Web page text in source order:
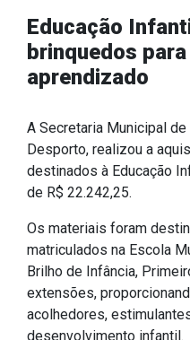
Saúde
IPTU 2026
Nota Fiscal Eletrônica
Ouvidoria
Portal do Cidadão
Portal do Servidor
Educação
brinquedos
aprendizado
A Secretaria Municipal de
Desporto, realizou a
destinados à Educação
de R$ 22.242,25.
Os materiais foram
matriculados na Escola
Brilho de Infância,
extensões,
acolhedores,
desenvolvimento infantil.